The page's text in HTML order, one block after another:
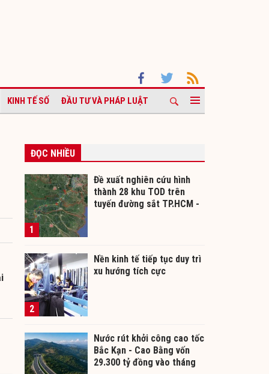
KINH TẾ SỐ ĐẦU TƯ VÀ PHÁP LUẬT
ĐỌC NHIỀU
1
Đề xuất nghiên cứu hình
thành 28 khu TOD trên
tuyến đường sắt TP.HCM -
2
Nền kinh tế tiếp tục duy trì
xu hướng tích cực
Nước rút khởi công cao tốc
Bắc Kạn - Cao Bằng vốn
29.300 tỷ đồng vào tháng